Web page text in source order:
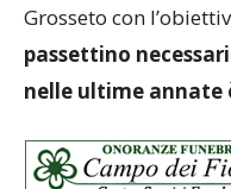
Grosseto con
passettino
nelle ultime annate